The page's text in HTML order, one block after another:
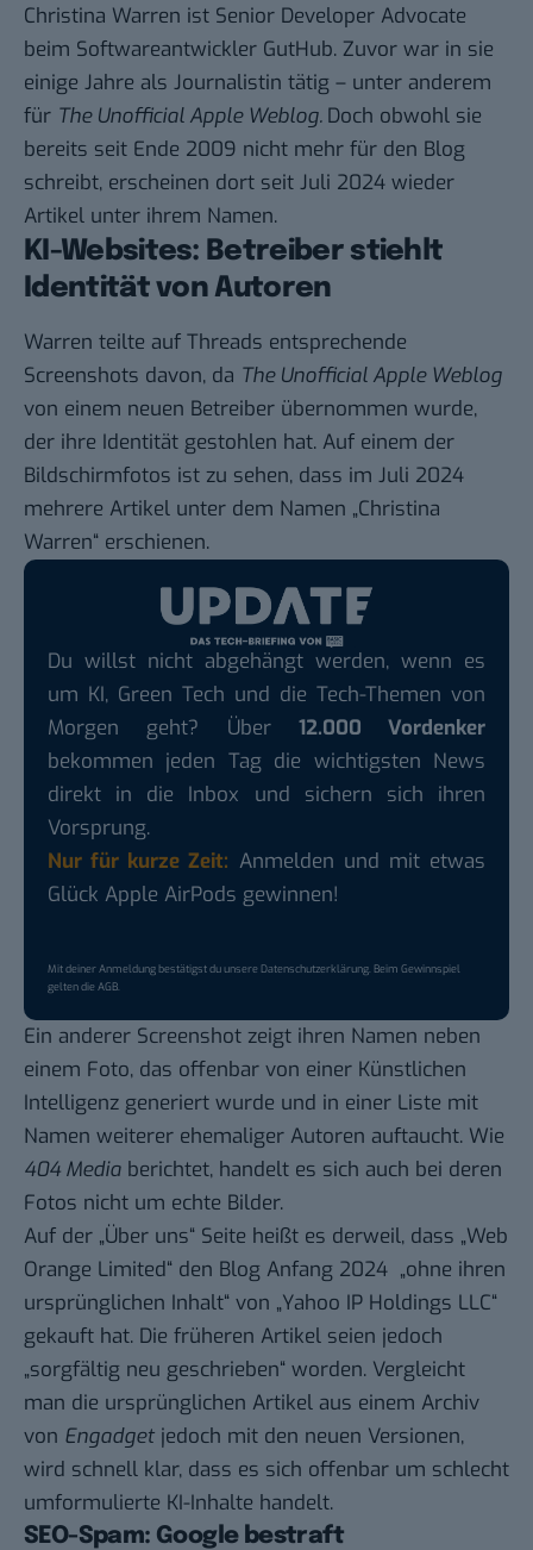
Christina Warren ist Senior Developer Advocate
beim Softwareantwickler GutHub. Zuvor war in sie
einige Jahre als Journalistin tätig – unter anderem
für The Unofficial Apple Weblog. Doch obwohl sie
bereits seit Ende 2009 nicht mehr für den Blog
schreibt, erscheinen dort seit Juli 2024 wieder
Artikel unter ihrem Namen.
KI-Websites: Betreiber stiehlt
Identität von Autoren
Warren teilte auf Threads entsprechende
Screenshots davon, da The Unofficial Apple Weblog
von einem neuen Betreiber übernommen wurde,
der ihre Identität gestohlen hat. Auf einem der
Bildschirmfotos ist zu sehen, dass im Juli 2024
mehrere Artikel unter dem Namen „Christina
Warren“ erschienen.
Du willst nicht abgehängt werden, wenn es
um KI, Green Tech und die Tech-Themen von
Morgen geht? Über 12.000 Vordenker
bekommen jeden Tag die wichtigsten News
direkt in die Inbox und sichern sich ihren
Vorsprung.
Nur für kurze Zeit: Anmelden und mit etwas
Glück Apple AirPods gewinnen!
Mit deiner Anmeldung bestätigst du unsereDatenschutzerklärung. Beim Gewinnspiel
gelten dieAGB.
Ein anderer Screenshot zeigt ihren Namen neben
einem Foto, das offenbar von einer Künstlichen
Intelligenz generiert wurde und in einer Liste mit
Namen weiterer ehemaliger Autoren auftaucht. Wie
404 Media berichtet, handelt es sich auch bei deren
Fotos nicht um echte Bilder.
Auf der „Über uns“ Seite heißt es derweil, dass „Web
Orange Limited“ den Blog Anfang 2024 „ohne ihren
ursprünglichen Inhalt“ von „Yahoo IP Holdings LLC“
gekauft hat. Die früheren Artikel seien jedoch
„sorgfältig neu geschrieben“ worden. Vergleicht
man die ursprünglichen Artikel aus einem Archiv
von Engadget jedoch mit den neuen Versionen,
wird schnell klar, dass es sich offenbar um schlecht
umformulierte KI-Inhalte handelt.
SEO-Spam: Google bestraft